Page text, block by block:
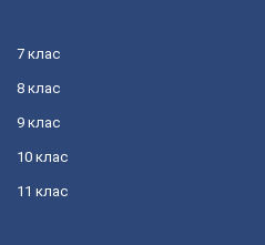
7 клас
8 клас
9 клас
10 клас
11 клас